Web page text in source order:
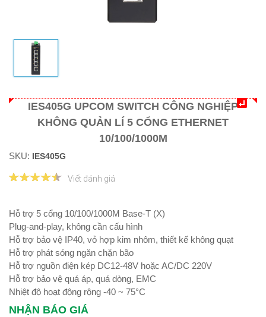
IES405G UPCOM SWITCH CÔNG NGHIỆP
KHÔNG QUẢN LÍ 5 CỔNG ETHERNET
10/100/1000M
SKU: IES405G
Viết đánh giá
Hỗ trợ 5 cổng 10/100/1000M Base-T (X)
Plug-and-play, không cần cấu hình
Hỗ trợ bảo vệ IP40, vỏ hợp kim nhôm, thiết kế không quạt
Hỗ trợ phát sóng ngăn chặn bão
Hỗ trợ nguồn điện kép DC12-48V hoặc AC/DC 220V
Hỗ trợ bảo vệ quá áp, quá dòng, EMC
Nhiệt độ hoạt động rộng -40 ~ 75°C
NHẬN BÁO GIÁ